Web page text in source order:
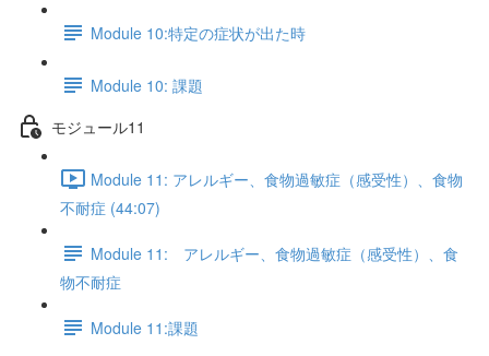
Module 10:特定の症状が出た時
Module 10: 課題
モジュール11
Module 11: アレルギー、食物過敏症（感受性）、食物
不耐症 (44:07)
Module 11: アレルギー、食物過敏症（感受性）、食
物不耐症
Module 11:課題